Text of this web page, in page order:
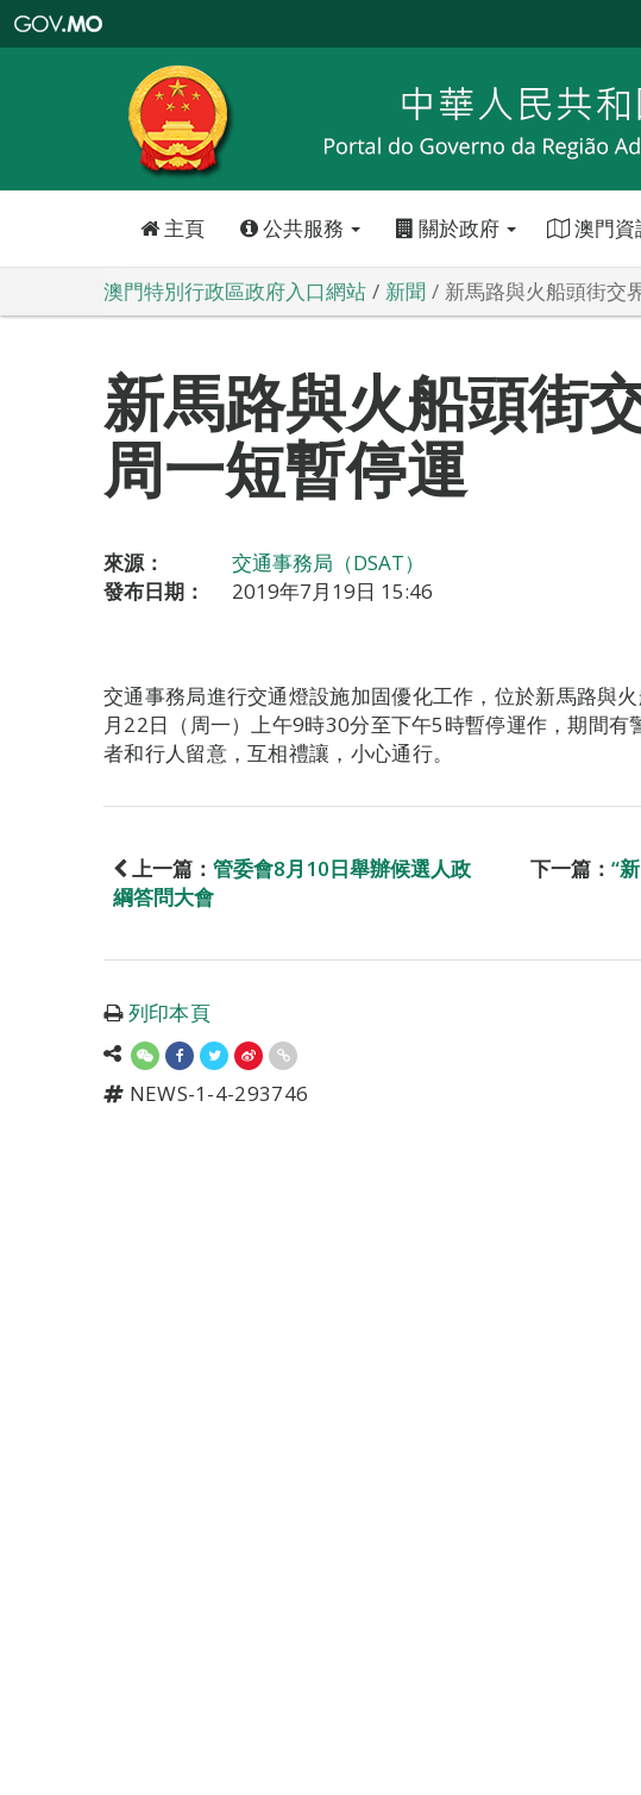
特
政
區
政
口
主頁 公共服務 關於政府 澳門資
澳門特別行政區政府入口網站 新聞 新馬路與火船頭街交
新馬路與火船頭街
周一短暫停運
來源：
交通事務局（DSAT）
發布日期：
2019年7月19日 15:46
交通事務局進行交通燈設施加固優化工作，位於新馬路與
月22日（周一）上午9時30分至下午5時暫停運作，期間有
者和行人留意，互相禮讓，小心通行。
上一篇： 管委會8月10日舉辦候選人政
綱答問大會
下一篇： “
列印本頁
NEWS-1-4-293746